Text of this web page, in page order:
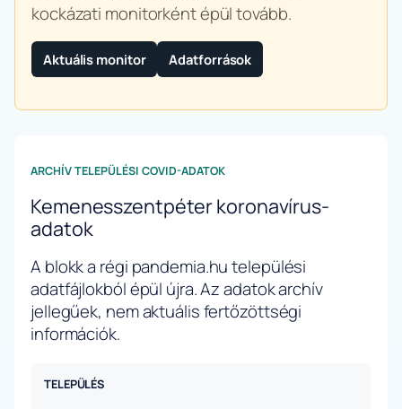
kockázati monitorként épül tovább.
Aktuális monitor Adatforrások
ARCHÍV TELEPÜLÉSI COVID-ADATOK
Kemenesszentpéter koronavírus-
adatok
A blokk a régi pandemia.hu települési
adatfájlokból épül újra. Az adatok archív
jellegűek, nem aktuális fertőzöttségi
információk.
TELEPÜLÉS